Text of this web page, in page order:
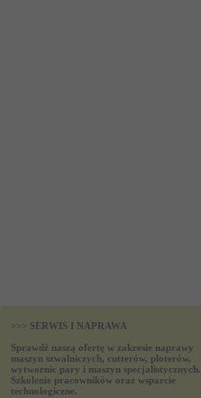
>>> SERWIS I NAPRAWA
Sprawdź naszą ofertę w zakresie naprawy
maszyn szwalniczych, cutterów, ploterów,
wytwornic pary i maszyn specjalistycznych.
Szkolenie pracowników oraz wsparcie
technologiczne.